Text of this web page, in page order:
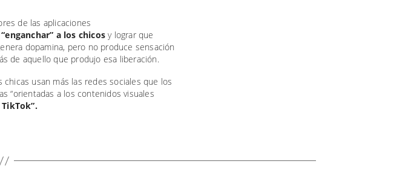
de las aplicaciones
a los chicosy lograr que
dopamina, pero no produce sensación
de aquello que produjo esa liberación.
usan más las redes sociales que los
“orientadas a los contenidos visuales